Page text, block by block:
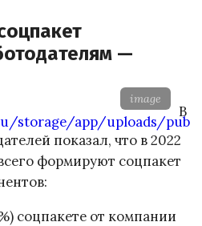
—
image
В
показал, что в 2022
формируют соцпакет
соцпакете от компании